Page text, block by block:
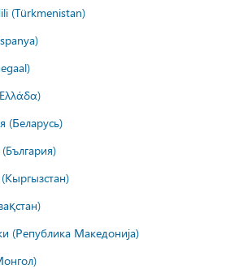
(Türkmenistan)
(Беларусь)
(Република Македонија)